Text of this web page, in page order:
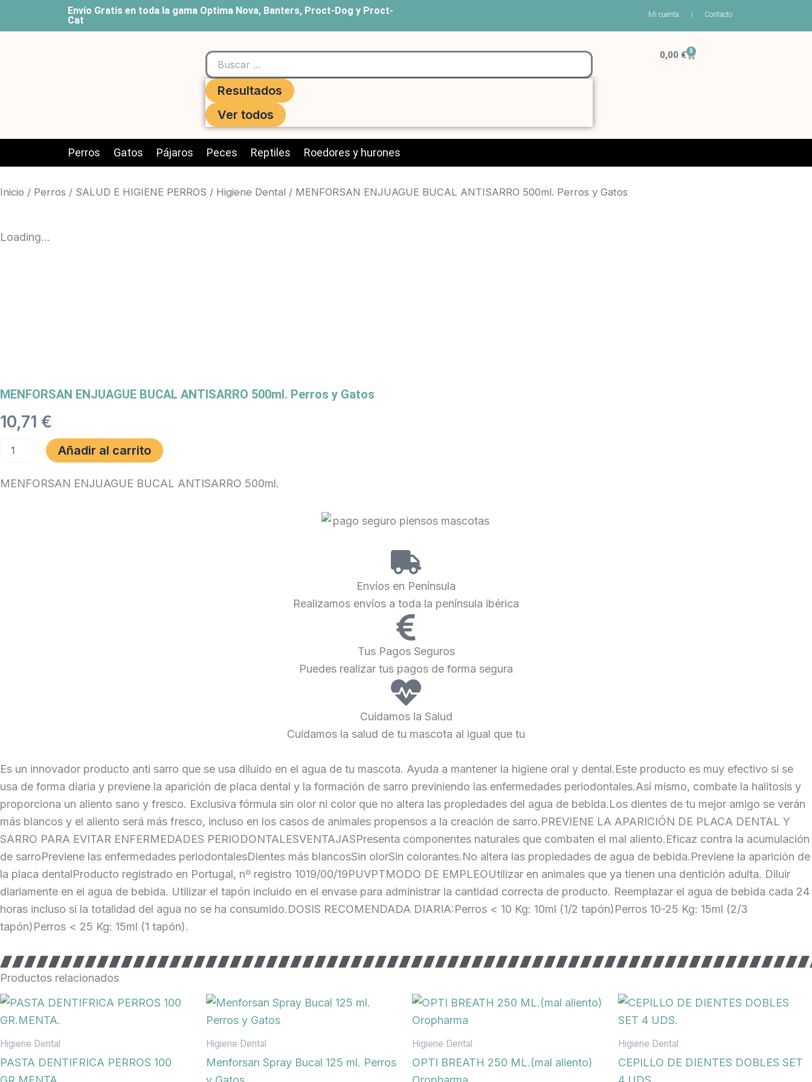
Envío Gratis en toda la gama Optima Nova, Banters, Proct-Dog y Proct-
Cat
Mi cuenta Contacto
Search
Resultados
Ver todos
0,00 € 0
Carrito
Perros Gatos Pájaros Peces Reptiles Roedores y hurones
Inicio / Perros / SALUD E HIGIENE PERROS / Higiene Dental / MENFORSAN ENJUAGUE BUCAL ANTISARRO 500ml. Perros y Gatos
Loading...
MENFORSAN ENJUAGUE BUCAL ANTISARRO 500ml. Perros y Gatos
10,71 €
MENFORSAN
ENJUAGUE
ANTISARRO
Añadir al carrito
MENFORSAN ENJUAGUE BUCAL ANTISARRO 500ml.
Envíos en Península
Realizamos envíos a toda la península ibérica
Tus Pagos Seguros
Puedes realizar tus pagos de forma segura
Cuidamos la Salud
Cuidamos la salud de tu mascota al igual que tu
Es un innovador producto anti sarro que se usa diluido en el agua de tu mascota. Ayuda a mantener la higiene oral y dental.Este producto es muy efectivo si se
usa de forma diaria y previene la aparición de placa dental y la formación de sarro previniendo las enfermedades periodontales.Así mismo, combate la halitosis y
proporciona un aliento sano y fresco. Exclusiva fórmula sin olor ni color que no altera las propiedades del agua de bebida.Los dientes de tu mejor amigo se verán
más blancos y el aliento será más fresco, incluso en los casos de animales propensos a la creación de sarro.PREVIENE LA APARICIÓN DE PLACA DENTAL Y
SARRO PARA EVITAR ENFERMEDADES PERIODONTALESVENTAJASPresenta componentes naturales que combaten el mal aliento.Eficaz contra la acumulación
de sarroPreviene las enfermedades periodontalesDientes más blancosSin olorSin colorantes.No altera las propiedades de agua de bebida.Previene la aparición de
la placa dentalProducto registrado en Portugal, nº registro 1019/00/19PUVPTMODO DE EMPLEOUtilizar en animales que ya tienen una dentición adulta. Diluir
diariamente en el agua de bebida. Utilizar el tapón incluido en el envase para administrar la cantidad correcta de producto. Reemplazar el agua de bebida cada 24
horas incluso si la totalidad del agua no se ha consumido.DOSIS RECOMENDADA DIARIA:Perros < 10 Kg: 10ml (1/2 tapón)Perros 10-25 Kg: 15ml (2/3
tapón)Perros < 25 Kg: 15ml (1 tapón).
Productos relacionados
Higiene Dental
PASTA DENTIFRICA PERROS 100
Higiene Dental
Menforsan Spray Bucal 125 ml. Perros
Higiene Dental
OPTI BREATH 250 ML.(mal aliento)
Higiene Dental
CEPILLO DE DIENTES DOBLES SET